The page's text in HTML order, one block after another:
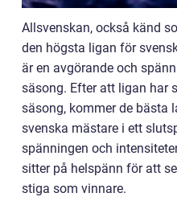
Allsvenskan, också känd
den högsta ligan för
är en avgörande och
säsong. Efter att ligan har
säsong, kommer de bästa
svenska mästare i ett
spänningen och
sitter på helspänn för att
stiga som vinnare.